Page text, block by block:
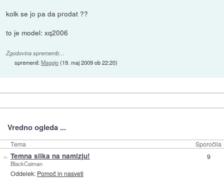
kolk se jo pa da prodat ??
to je model: xq2006
Zgodovina sprememb…
spremenil:Maggio(19. maj 2009 ob 22:20)
Vredno ogleda ...
Tema Sporočila
» Temna slika na namizju!
BlackCaiman
Oddelek: Pomoč in nasveti
9